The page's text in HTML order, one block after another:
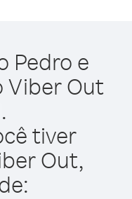
Pedro e
Viber Out
tiver
Out,